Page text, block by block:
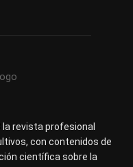
la revista profesional
con contenidos de
científica sobre la